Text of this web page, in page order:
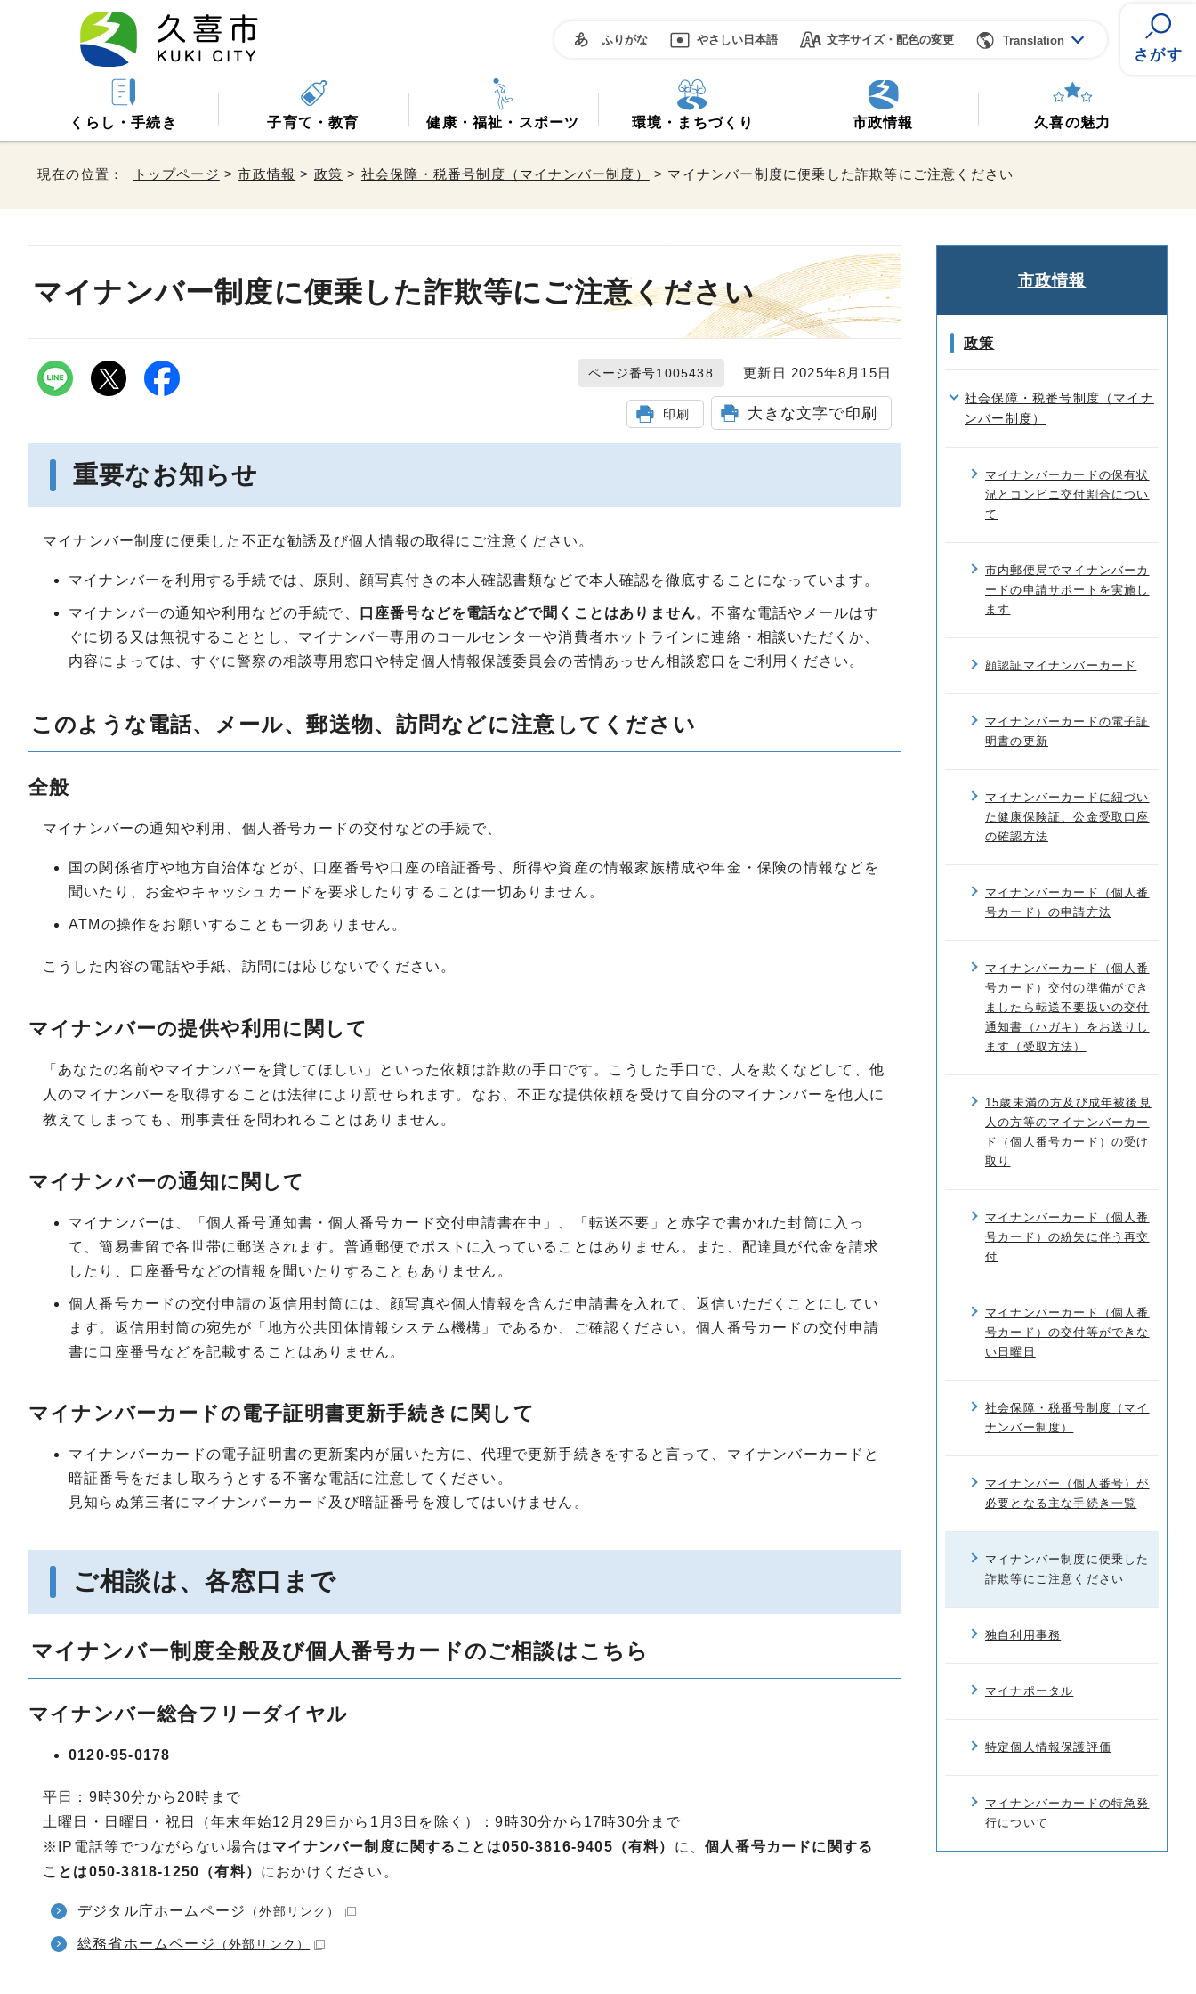
ふりがな やさしい日本語 文字サイズ・配色の変更 Translation
さがす
くらし・手続き 子育て・教育 健康・福祉・スポーツ 環境・まちづくり 市政情報 久喜の魅力
現在の位置： トップページ >市政情報 > 政策 > 社会保障・税番号制度（マイナンバー制度） > マイナンバー制度に便乗した詐欺等にご注意ください
マイナンバー制度に便乗した詐欺等にご注意ください
ページ番号1005438 更新日 2025年8月15日
印刷 大きな文字で印刷
重要なお知らせ
マイナンバー制度に便乗した不正な勧誘及び個人情報の取得にご注意ください。
マイナンバーを利用する手続では、原則、顔写真付きの本人確認書類などで本人確認を徹底することになっています。
マイナンバーの通知や利用などの手続で、 口座番号などを電話などで聞くことはありません。不審な電話やメールはす
ぐに切る又は無視することとし、マイナンバー専用のコールセンターや消費者ホットラインに連絡・相談いただくか、
内容によっては、すぐに警察の相談専用窓口や特定個人情報保護委員会の苦情あっせん相談窓口をご利用ください。
このような電話、メール、郵送物、訪問などに注意してください
全般
マイナンバーの通知や利用、個人番号カードの交付などの手続で、
国の関係省庁や地方自治体などが、口座番号や口座の暗証番号、所得や資産の情報家族構成や年金・保険の情報などを
聞いたり、お金やキャッシュカードを要求したりすることは一切ありません。
ATMの操作をお願いすることも一切ありません。
こうした内容の電話や手紙、訪問には応じないでください。
マイナンバーの提供や利用に関して
「あなたの名前やマイナンバーを貸してほしい」といった依頼は詐欺の手口です。こうした手口で、人を欺くなどして、他
人のマイナンバーを取得することは法律により罰せられます。なお、不正な提供依頼を受けて自分のマイナンバーを他人に
教えてしまっても、刑事責任を問われることはありません。
マイナンバーの通知に関して
マイナンバーは、「個人番号通知書・個人番号カード交付申請書在中」、「転送不要」と赤字で書かれた封筒に入っ
て、簡易書留で各世帯に郵送されます。普通郵便でポストに入っていることはありません。また、配達員が代金を請求
したり、口座番号などの情報を聞いたりすることもありません。
個人番号カードの交付申請の返信用封筒には、顔写真や個人情報を含んだ申請書を入れて、返信いただくことにしてい
ます。返信用封筒の宛先が「地方公共団体情報システム機構」であるか、ご確認ください。個人番号カードの交付申請
書に口座番号などを記載することはありません。
マイナンバーカードの電子証明書更新手続きに関して
マイナンバーカードの電子証明書の更新案内が届いた方に、代理で更新手続きをすると言って、マイナンバーカードと
暗証番号をだまし取ろうとする不審な電話に注意してください。
見知らぬ第三者にマイナンバーカード及び暗証番号を渡してはいけません。
ご相談は、各窓口まで
マイナンバー制度全般及び個人番号カードのご相談はこちら
マイナンバー総合フリーダイヤル
0120-95-0178
平日：9時30分から20時まで
土曜日・日曜日・祝日（年末年始12月29日から1月3日を除く）：9時30分から17時30分まで
※IP電話等でつながらない場合はマイナンバー制度に関することは050-3816-9405（有料） に、個人番号カードに関する
ことは050-3818-1250（有料） におかけください。
デジタル庁ホームページ （外部リンク）
総務省ホームページ （外部リンク）
市政情報
政策
社会保障・税番号制度（マイナ
ンバー制度）
マイナンバーカードの保有状
況とコンビニ交付割合につい
て
市内郵便局でマイナンバーカ
ードの申請サポートを実施し
ます
顔認証マイナンバーカード
マイナンバーカードの電子証
明書の更新
マイナンバーカードに紐づい
た健康保険証、公金受取口座
の確認方法
マイナンバーカード（個人番
号カード）の申請方法
マイナンバーカード（個人番
号カード）交付の準備ができ
ましたら転送不要扱いの交付
通知書（ハガキ）をお送りし
ます（受取方法）
15歳未満の方及び成年被後見
人の方等のマイナンバーカー
ド（個人番号カード）の受け
取り
マイナンバーカード（個人番
号カード）の紛失に伴う再交
付
マイナンバーカード（個人番
号カード）の交付等ができな
い日曜日
社会保障・税番号制度（マイ
ナンバー制度）
マイナンバー（個人番号）が
必要となる主な手続き一覧
マイナンバー制度に便乗した
詐欺等にご注意ください
独自利用事務
マイナポータル
特定個人情報保護評価
マイナンバーカードの特急発
行について